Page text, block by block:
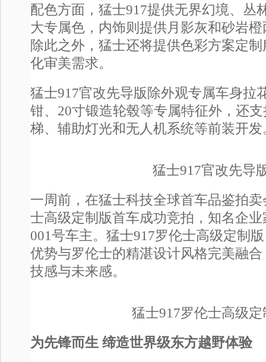
配色方面，猛士917提供无界幻境、丛
大专属色，内饰则提供月影灰和砂岩
除此之外，猛士还将提供色彩方案定
化审美需求。
猛士917官改先导版除外观专属车身拉
钳、20寸锻造轮毂等专属特征外，还
梯、辅助灯光和无人机系统等前装开
猛士917官改先导
一周前，在猛士科技全球首车品鉴拍
士高级定制版首车成功竞拍，知名企
001号车主。猛士917罗伦士高级定制
优势与罗伦士的精湛设计风格完美融
技感与未来感。
猛士917罗伦士高级定
为先锋而生 缔造世界级东方越野体验